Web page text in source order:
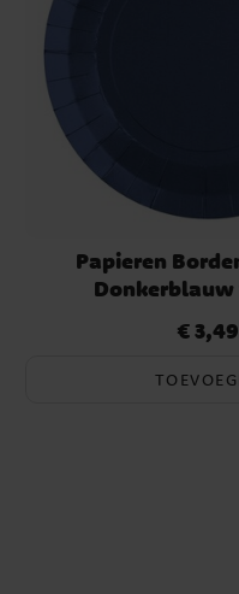
Papieren
Donkerblauw
Prijs:€
€ 3,49